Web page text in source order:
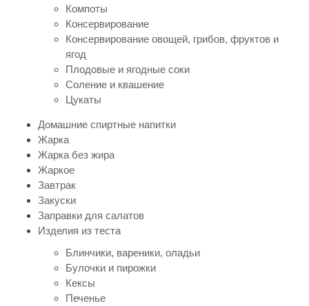
Компоты
Консервирование
Консервирование овощей, грибов, фруктов и
ягод
Плодовые и ягодные соки
Соление и квашение
Цукаты
Домашние спиртные напитки
Жарка
Жарка без жира
Жаркое
Завтрак
Закуски
Заправки для салатов
Изделия из теста
Блинчики, вареники, оладьи
Булочки и пирожки
Кексы
Печенье